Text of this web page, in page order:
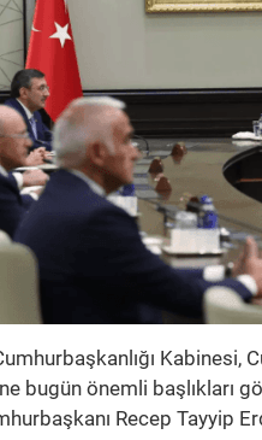
Kabinesi,
bugün önemli başlıkları
Recep Tayyip